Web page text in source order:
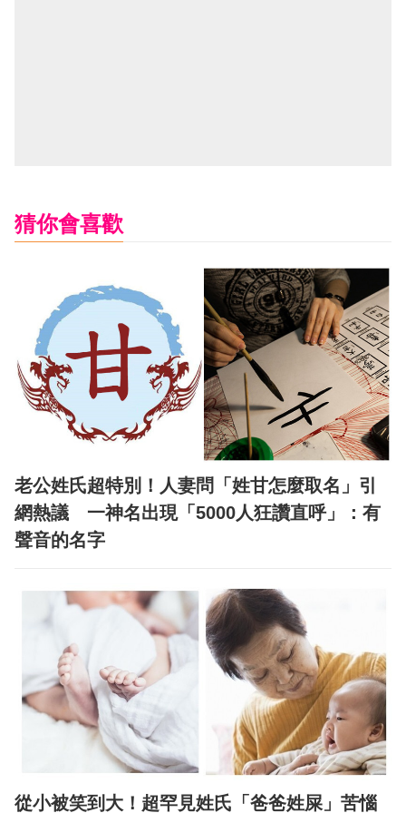
猜你會喜歡
老公姓氏超特別！人妻問「姓甘怎麼取名」引
網熱議 一神名出現「5000人狂讚直呼」：有
聲音的名字
從小被笑到大！超罕見姓氏「爸爸姓屎」苦惱